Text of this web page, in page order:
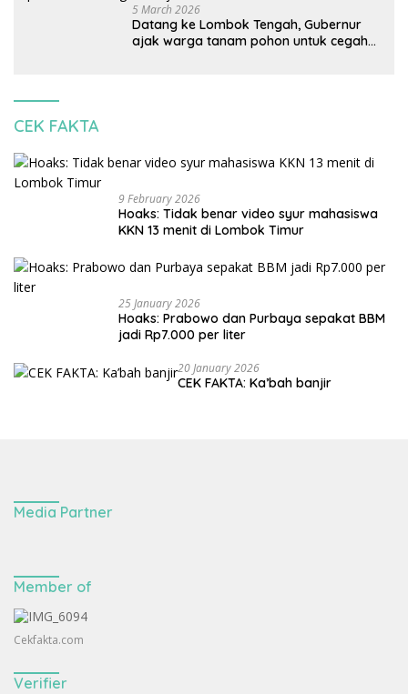
5 March 2026
Datang ke Lombok Tengah, Gubernur
ajak warga tanam pohon untuk cegah
CEK FAKTA
9 February 2026
Hoaks: Tidak benar video syur mahasiswa
KKN 13 menit di Lombok Timur
25 January 2026
Hoaks: Prabowo dan Purbaya sepakat BBM
jadi Rp7.000 per liter
20 January 2026
CEK FAKTA: Ka’bah banjir
Media Partner
Member of
Cekfakta.com
Verifier